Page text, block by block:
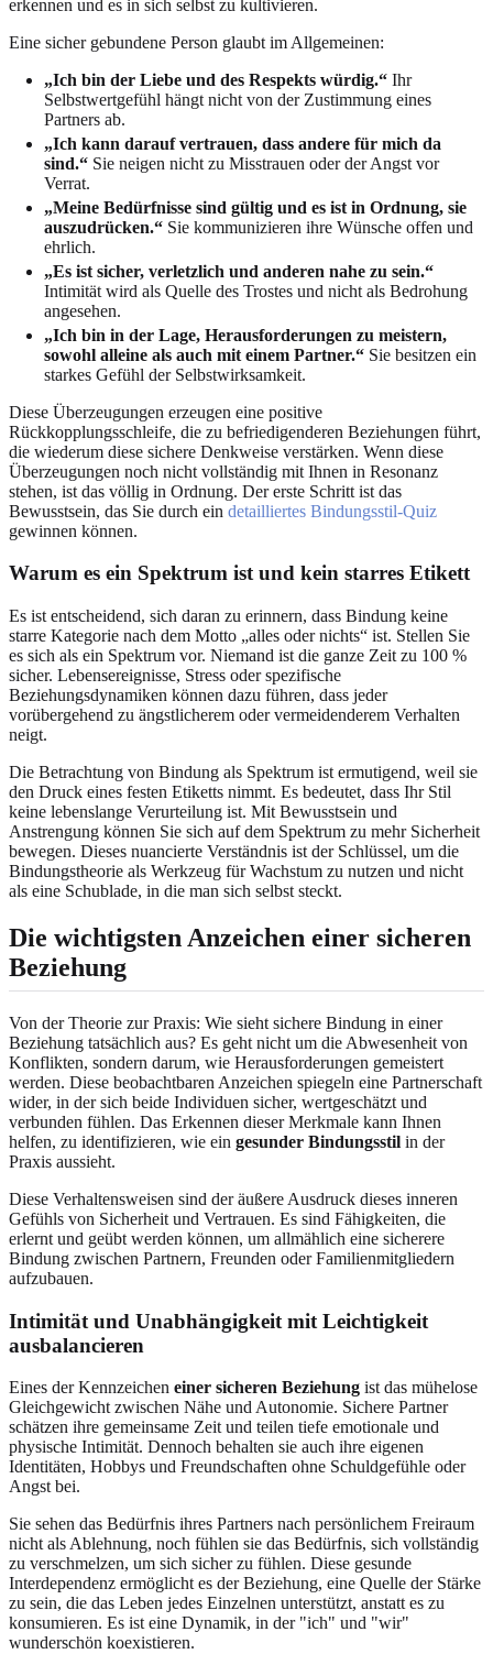
erkennen und es in sich selbst zu kultivieren.
Eine sicher gebundene Person glaubt im Allgemeinen:
„Ich bin der Liebe und des Respekts würdig.“ Ihr
Selbstwertgefühl hängt nicht von der Zustimmung eines
Partners ab.
„Ich kann darauf vertrauen, dass andere für mich da
sind.“ Sie neigen nicht zu Misstrauen oder der Angst vor
Verrat.
„Meine Bedürfnisse sind gültig und es ist in Ordnung, sie
auszudrücken.“ Sie kommunizieren ihre Wünsche offen und
ehrlich.
„Es ist sicher, verletzlich und anderen nahe zu sein.“
Intimität wird als Quelle des Trostes und nicht als Bedrohung
angesehen.
„Ich bin in der Lage, Herausforderungen zu meistern,
sowohl alleine als auch mit einem Partner.“ Sie besitzen ein
starkes Gefühl der Selbstwirksamkeit.
Diese Überzeugungen erzeugen eine positive
Rückkopplungsschleife, die zu befriedigenderen Beziehungen führt,
die wiederum diese sichere Denkweise verstärken. Wenn diese
Überzeugungen noch nicht vollständig mit Ihnen in Resonanz
stehen, ist das völlig in Ordnung. Der erste Schritt ist das
Bewusstsein, das Sie durch ein detailliertes Bindungsstil-Quiz
gewinnen können.
Warum es ein Spektrum ist und kein starres Etikett
Es ist entscheidend, sich daran zu erinnern, dass Bindung keine
starre Kategorie nach dem Motto „alles oder nichts“ ist. Stellen Sie
es sich als ein Spektrum vor. Niemand ist die ganze Zeit zu 100 %
sicher. Lebensereignisse, Stress oder spezifische
Beziehungsdynamiken können dazu führen, dass jeder
vorübergehend zu ängstlicherem oder vermeidenderem Verhalten
neigt.
Die Betrachtung von Bindung als Spektrum ist ermutigend, weil sie
den Druck eines festen Etiketts nimmt. Es bedeutet, dass Ihr Stil
keine lebenslange Verurteilung ist. Mit Bewusstsein und
Anstrengung können Sie sich auf dem Spektrum zu mehr Sicherheit
bewegen. Dieses nuancierte Verständnis ist der Schlüssel, um die
Bindungstheorie als Werkzeug für Wachstum zu nutzen und nicht
als eine Schublade, in die man sich selbst steckt.
Die wichtigsten Anzeichen einer sicheren
Beziehung
Von der Theorie zur Praxis: Wie sieht sichere Bindung in einer
Beziehung tatsächlich aus? Es geht nicht um die Abwesenheit von
Konflikten, sondern darum, wie Herausforderungen gemeistert
werden. Diese beobachtbaren Anzeichen spiegeln eine Partnerschaft
wider, in der sich beide Individuen sicher, wertgeschätzt und
verbunden fühlen. Das Erkennen dieser Merkmale kann Ihnen
helfen, zu identifizieren, wie ein gesunder Bindungsstil in der
Praxis aussieht.
Diese Verhaltensweisen sind der äußere Ausdruck dieses inneren
Gefühls von Sicherheit und Vertrauen. Es sind Fähigkeiten, die
erlernt und geübt werden können, um allmählich eine sicherere
Bindung zwischen Partnern, Freunden oder Familienmitgliedern
aufzubauen.
Intimität und Unabhängigkeit mit Leichtigkeit
ausbalancieren
Eines der Kennzeichen einer sicheren Beziehung ist das mühelose
Gleichgewicht zwischen Nähe und Autonomie. Sichere Partner
schätzen ihre gemeinsame Zeit und teilen tiefe emotionale und
physische Intimität. Dennoch behalten sie auch ihre eigenen
Identitäten, Hobbys und Freundschaften ohne Schuldgefühle oder
Angst bei.
Sie sehen das Bedürfnis ihres Partners nach persönlichem Freiraum
nicht als Ablehnung, noch fühlen sie das Bedürfnis, sich vollständig
zu verschmelzen, um sich sicher zu fühlen. Diese gesunde
Interdependenz ermöglicht es der Beziehung, eine Quelle der Stärke
zu sein, die das Leben jedes Einzelnen unterstützt, anstatt es zu
konsumieren. Es ist eine Dynamik, in der "ich" und "wir"
wunderschön koexistieren.